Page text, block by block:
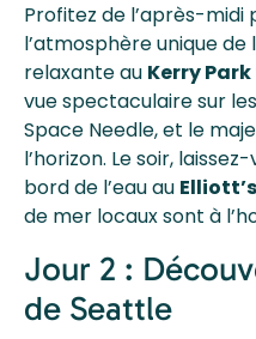
Profitez de l’après-
l’atmosphère unique
relaxante au Kerry Park
vue spectaculaire sur
Space Needle, et le
l’horizon. Le soir,
bord de l’eau au
de mer locaux sont à
Jour 2 :
de Seattle